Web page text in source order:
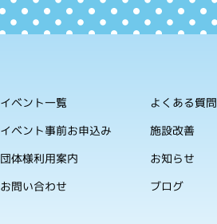
イベント一覧
イベント事前お申込み
団体様利用案内
お問い合わせ
よくある質問
施設改善
お知らせ
ブログ